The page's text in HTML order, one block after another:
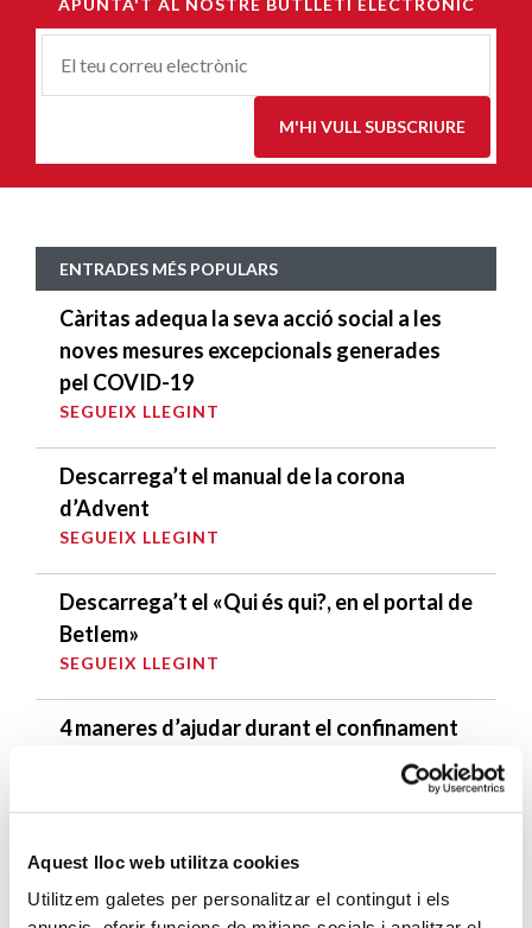
Aquest lloc web utilitza cookies
Utilitzem galetes per personalitzar el contingut i els
APUNTA'T AL NOSTRE BUTLLETÍ ELECTRÒNIC
Correu-
M'HI VULL SUBSCRIURE
ENTRADES MÉS POPULARS
Càritas adequa la seva acció social a les
noves mesures excepcionals generades
pel COVID-19
SEGUEIX LLEGINT
Descarrega’t el manual de la corona
d’Advent
SEGUEIX LLEGINT
Descarrega’t el «Qui és qui?, en el portal de
Betlem»
SEGUEIX LLEGINT
4 maneres d’ajudar durant el confinament
ENTRADES RELACIONADES
Banc dels Aliments, Càritas Diocesana de